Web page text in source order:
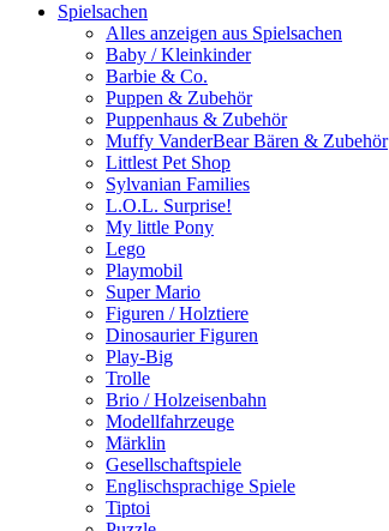
Spielsachen
Alles anzeigen aus Spielsachen
Baby / Kleinkinder
Barbie & Co.
Puppen & Zubehör
Puppenhaus & Zubehör
Muffy VanderBear Bären & Zubehör
Littlest Pet Shop
Sylvanian Families
L.O.L. Surprise!
My little Pony
Lego
Playmobil
Super Mario
Figuren / Holztiere
Dinosaurier Figuren
Play-Big
Trolle
Brio / Holzeisenbahn
Modellfahrzeuge
Märklin
Gesellschaftspiele
Englischsprachige Spiele
Tiptoi